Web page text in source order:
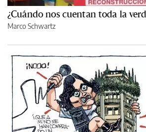
¿Cuándo nos cuentan toda la
Marco Schwartz